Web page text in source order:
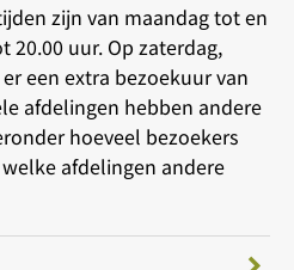
zijn van maandag tot en
20.00 uur. Op zaterdag,
een extra bezoekuur van
afdelingen hebben andere
hoeveel bezoekers
afdelingen andere